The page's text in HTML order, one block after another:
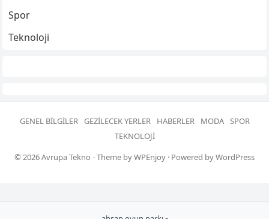
Spor
Teknoloji
GENEL BILGILER GEZILECEK YERLER HABERLER MODA SPOR
TEKNOLOJI
© 2026Avrupa Tekno - Theme byWPEnjoy · Powered byWordPress